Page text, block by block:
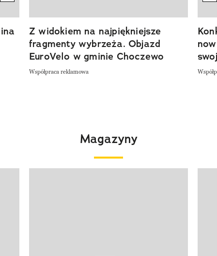
Z widokiem na najpiękniejsze
fragmenty wybrzeża. Objazd
EuroVelo w gminie Choczewo
Współpraca reklamowa
Magazyny